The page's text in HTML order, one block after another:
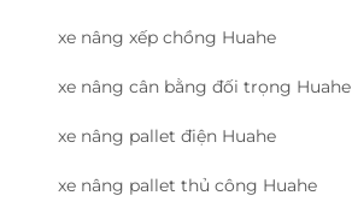
xe nâng xếp chồng Huahe
xe nâng cân bằng đối trọng Huahe
xe nâng pallet điện Huahe
xe nâng pallet thủ công Huahe